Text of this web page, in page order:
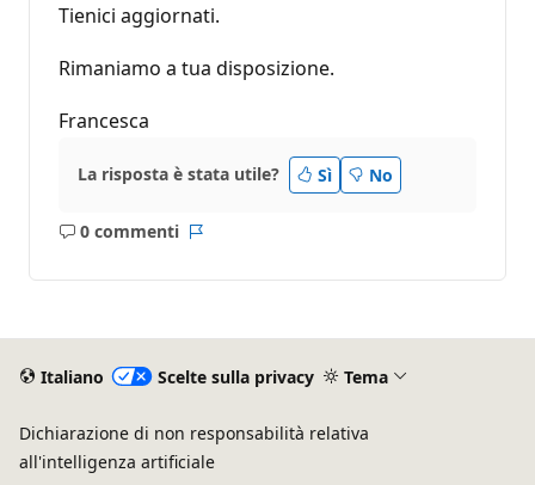
Tienici aggiornati.
Rimaniamo a tua disposizione.
Francesca
La risposta è stata utile? Sì No
0 commenti
Nessun
Italiano Scelte sulla privacy Tema
Dichiarazione di non responsabilità relativa
all'intelligenza artificiale